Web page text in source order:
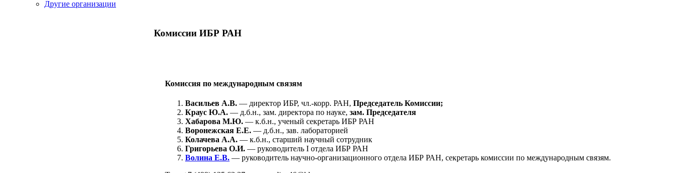
Другие организации
Комиссии ИБР РАН
Комиссия по международным связям
Васильев А.В. — директор ИБР, чл.-корр. РАН, Председатель Комиссии;
Краус Ю.А. — д.б.н., зам. директора по науке, зам. Председателя
Хабарова М.Ю. — к.б.н., ученый секретарь ИБР РАН
Воронежская Е.Е. — д.б.н., зав. лабораторией
Колачева А.А. — к.б.н., старший научный сотрудник
Григорьева О.И. — руководитель I отдела ИБР РАН
Волина Е.В. — руководитель научно-организационного отдела ИБР РАН, секретарь комиссии по международным связям.